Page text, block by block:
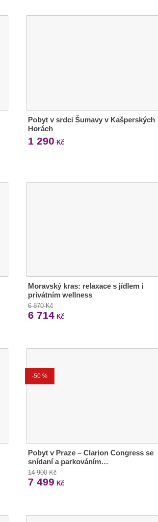
Pobyt v srdci Šumavy v Kašperských
Horách
1 290 Kč
Moravský kras: relaxace s jídlem i
privátním wellness
6 870 Kč
6 714Kč
-50 %
Pobyt v Praze – Clarion Congress se
snídaní a parkováním…
14 900 Kč
7 499 Kč